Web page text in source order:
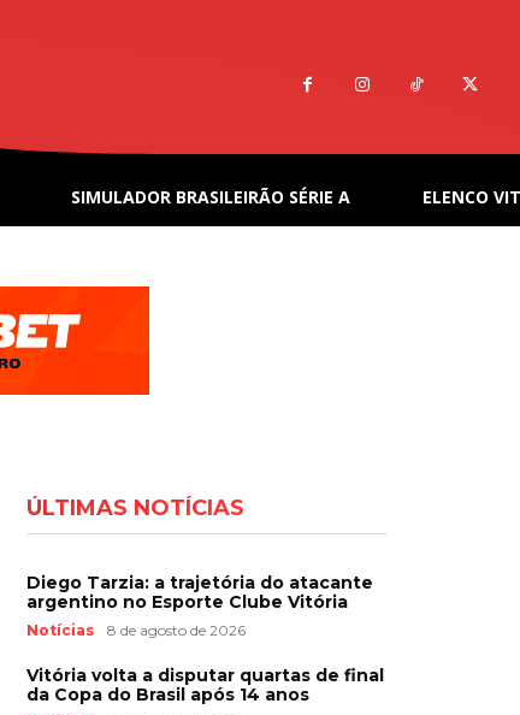
SIMULADOR BRASILEIRÃO SÉRIE A ELENCO
ÚLTIMAS NOTÍCIAS
Diego Tarzia: a trajetória do atacante
argentino no Esporte Clube Vitória
Notícias 8 de agosto de 2026
Vitória volta a disputar quartas de final
da Copa do Brasil após 14 anos